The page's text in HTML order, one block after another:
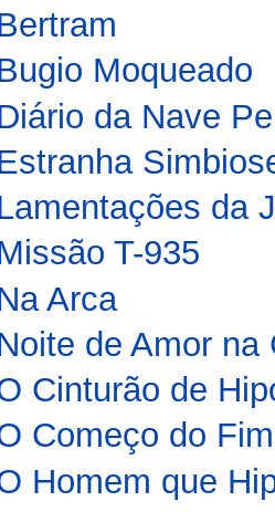
Moqueado
da Nave
da
T-935
Arca
de Amor na
Cinturão de
Começo do Fim
Homem que